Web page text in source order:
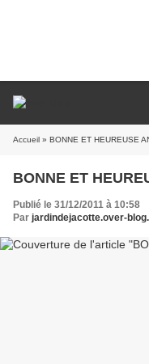
Accueil » BONNE ET HEUREUSE
BONNE ET
Publié le 31/12/2011 à 10:58
Par jardindejacotte.over-